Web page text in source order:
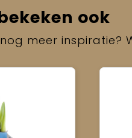
ook
meer inspiratie?